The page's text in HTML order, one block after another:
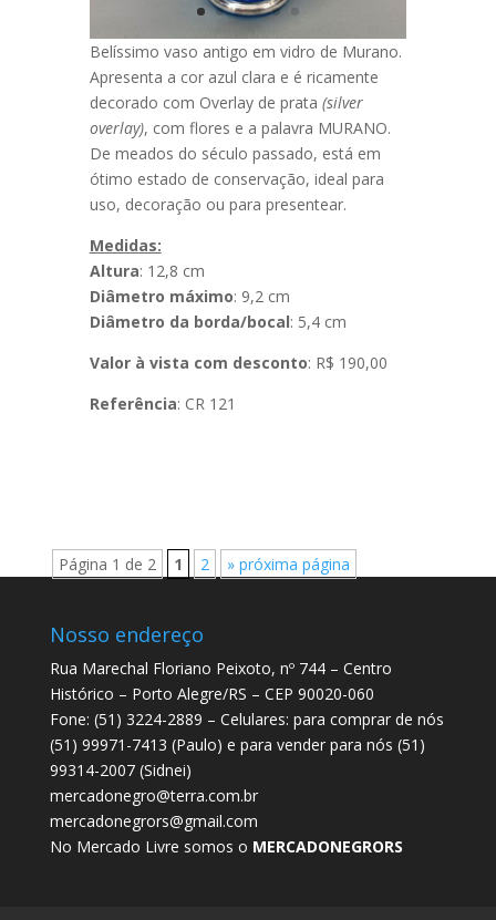
Belíssimo vaso antigo em vidro de Murano.
Apresenta a cor azul clara e é ricamente
decorado com Overlay de prata (silver
overlay), com flores e a palavra MURANO.
De meados do século passado, está em
ótimo estado de conservação, ideal para
uso, decoração ou para presentear.
Medidas:
Altura: 12,8 cm
Diâmetro máximo: 9,2 cm
Diâmetro da borda/bocal: 5,4 cm
Valor à vista com desconto: R$ 190,00
Referência: CR 121
Página 1 de 2 1 2 » próxima página
Nosso endereço
Rua Marechal Floriano Peixoto, nº 744 – Centro
Histórico – Porto Alegre/RS – CEP 90020-060
Fone: (51) 3224-2889 – Celulares: para comprar de nós
(51) 99971-7413 (Paulo) e para vender para nós (51)
99314-2007 (Sidnei)
mercadonegro@terra.com.br
mercadonegrors@gmail.com
No Mercado Livre somos o MERCADONEGRORS